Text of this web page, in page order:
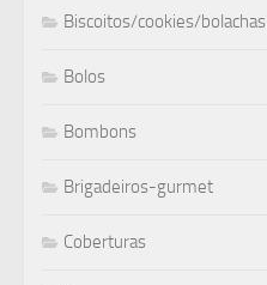
Biscoitos/cookies/bolachas
Bolos
Bombons
Brigadeiros-gurmet
Coberturas